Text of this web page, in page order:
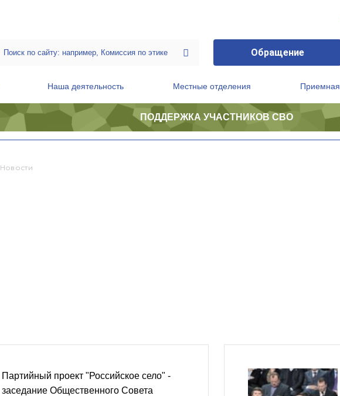
Обращение
Наша деятельность Местные отделения Приемная
ПОДДЕРЖКА УЧАСТНИКОВ СВО
Новости
Партийный проект "Российское село" -
заседание Общественного Совета